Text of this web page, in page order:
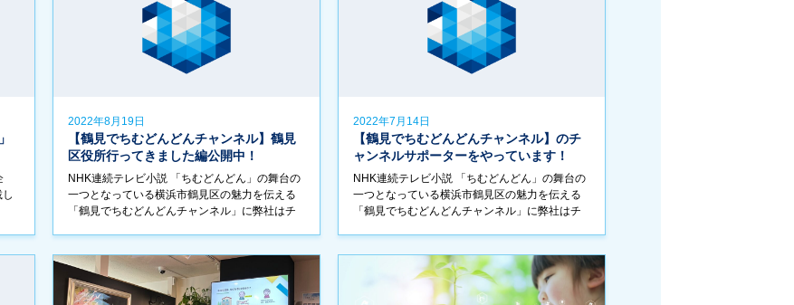
2022年8月19日
【鶴見でちむどんどんチャンネル】鶴見
区役所行ってきました編公開中！
NHK連続テレビ小説 「ちむどんどん」の舞台の
一つとなっている横浜市鶴見区の魅力を伝える
「鶴見でちむどんどんチャンネル」に弊社はチ
ん（ […]
2022年7月14日
【鶴見でちむどんどんチャンネル】のチ
ャンネルサポーターをやっています！
NHK連続テレビ小説 「ちむどんどん」の舞台の
一つとなっている横浜市鶴見区の魅力を伝える
「鶴見でちむどんどんチャンネル」に弊社はチ
ん（ […]